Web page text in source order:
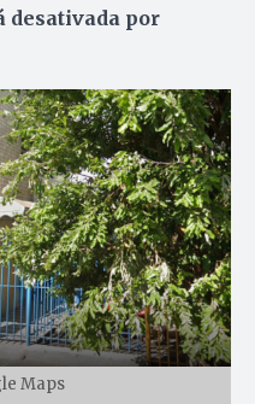
desativada por
Maps